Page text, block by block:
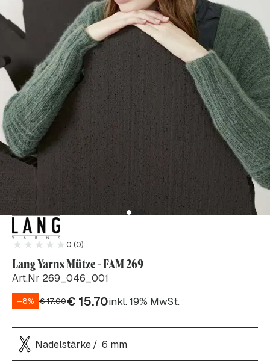
0 (0)
Lang Yarns Mütze - FAM 269
Art.Nr 269_046_001
–8% €17.00€ 15.70inkl. 19% MwSt.
Nadelstärke 6 mm